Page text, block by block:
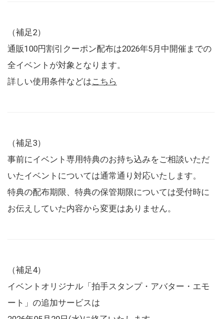
（補足2）
通販100円割引クーポン配布は2026年5月中開催までの
全イベントが対象となります。
詳しい使用条件などはこちら
（補足3）
事前にイベント専用特典のお持ち込みをご相談いただ
いたイベントについては通常通り対応いたします。
特典の配布期限、特典の保管期限については受付時に
お伝えしていた内容から変更はありません。
（補足4）
イベントオリジナル「拍手スタンプ・アバター・エモ
ート」の追加サービスは